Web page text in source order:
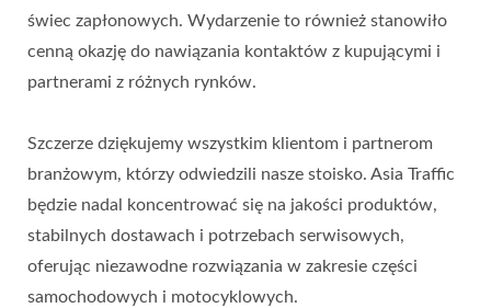
świec zapłonowych. Wydarzenie to również stanowiło
cenną okazję do nawiązania kontaktów z kupującymi i
partnerami z różnych rynków.
Szczerze dziękujemy wszystkim klientom i partnerom
branżowym, którzy odwiedzili nasze stoisko. Asia Traffic
będzie nadal koncentrować się na jakości produktów,
stabilnych dostawach i potrzebach serwisowych,
oferując niezawodne rozwiązania w zakresie części
samochodowych i motocyklowych.